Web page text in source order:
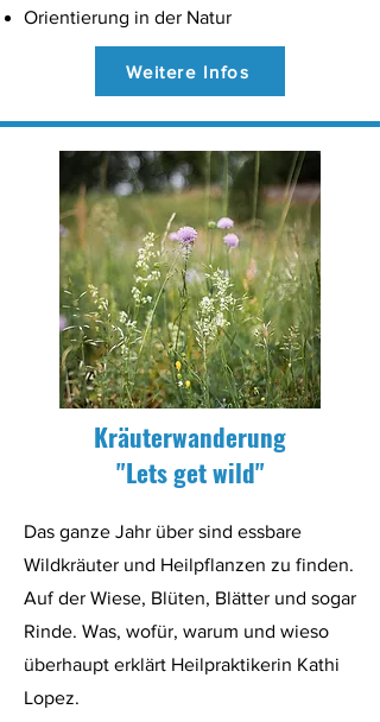
Orientierung in der Natur
Weitere Infos
Kräuterwanderung
"Lets get wild"
Das ganze Jahr über sind essbare
Wildkräuter und Heilpflanzen zu finden.
Auf der Wiese, Blüten, Blätter und sogar
Rinde. Was, wofür, warum und wieso
überhaupt erklärt Heilpraktikerin Kathi
Lopez.